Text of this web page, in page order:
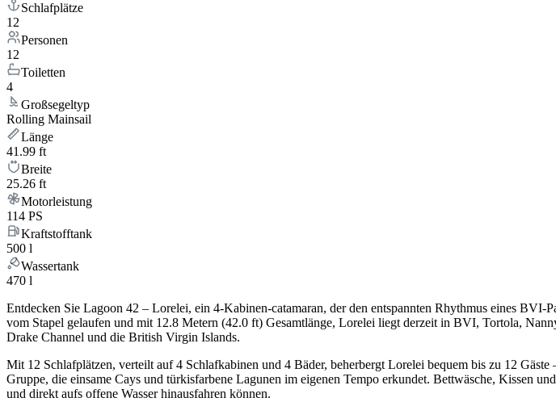
Schlafplätze
12
Personen
12
Toiletten
4
Großsegeltyp
Rolling Mainsail
Länge
41.99 ft
Breite
25.26 ft
Motorleistung
114 PS
Kraftstofftank
500 l
Wassertank
470 l
Entdecken Sie Lagoon 42 – Lorelei, ein 4-Kabinen-catamaran, der den entspannten Rhythmus eines
vom Stapel gelaufen und mit 12.8 Metern (42.0 ft) Gesamtlänge, Lorelei liegt derzeit in BVI, Tortola,
Drake Channel und die British Virgin Islands.
Mit 12 Schlafplätzen, verteilt auf 4 Schlafkabinen und 4 Bäder, beherbergt Lorelei bequem bis zu 12
Gruppe, die einsame Cays und türkisfarbene Lagunen im eigenen Tempo erkundet. Bettwäsche, Kissen
und direkt aufs offene Wasser hinausfahren können.